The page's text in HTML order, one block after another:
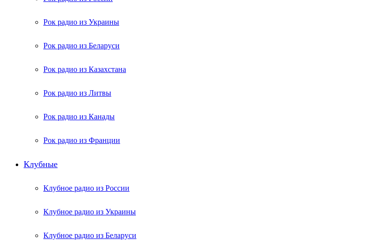
Рок радио из Украины
Рок радио из Беларуси
Рок радио из Казахстана
Рок радио из Литвы
Рок радио из Канады
Рок радио из Франции
Клубные
Клубное радио из России
Клубное радио из Украины
Клубное радио из Беларуси